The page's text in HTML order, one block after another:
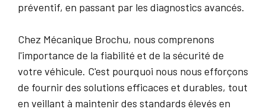
préventif, en passant par les diagnostics avancés.
Chez Mécanique Brochu, nous comprenons
l'importance de la fiabilité et de la sécurité de
votre véhicule. C'est pourquoi nous nous efforçons
de fournir des solutions efficaces et durables, tout
en veillant à maintenir des standards élevés en